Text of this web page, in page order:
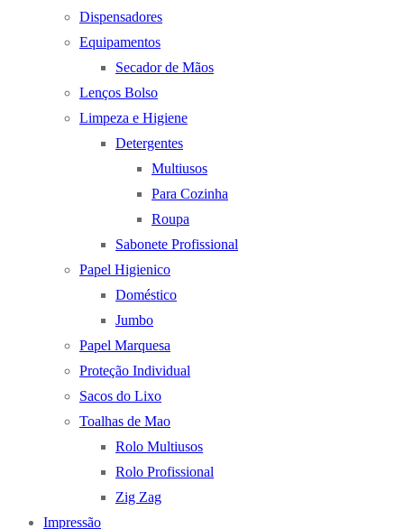
Dispensadores
Equipamentos
Secador de Mãos
Lenços Bolso
Limpeza e Higiene
Detergentes
Multiusos
Para Cozinha
Roupa
Sabonete Profissional
Papel Higienico
Doméstico
Jumbo
Papel Marquesa
Proteção Individual
Sacos do Lixo
Toalhas de Mao
Rolo Multiusos
Rolo Profissional
Zig Zag
Impressão